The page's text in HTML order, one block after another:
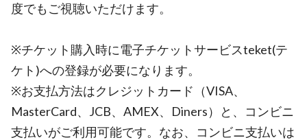
度でもご視聴いただけます。
※チケット購入時に電子チケットサービスteket(テ
ケト)への登録が必要になります。
※お支払方法はクレジットカード（VISA、
MasterCard、JCB、AMEX、Diners）と、コンビニ
支払いがご利用可能です。なお、コンビニ支払いは